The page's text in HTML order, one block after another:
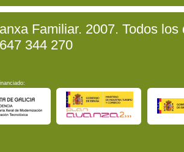
Familiar. 2007. Todos
344 270